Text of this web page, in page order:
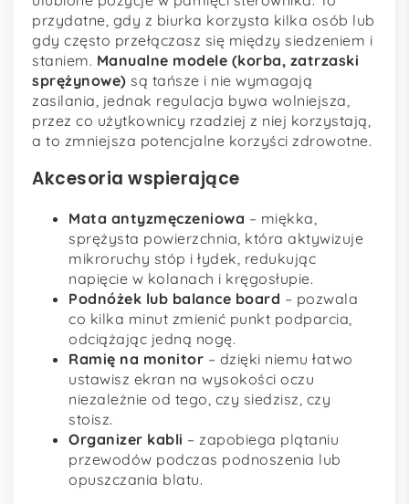
przydatne, gdy z biurka korzysta kilka osób lub
gdy często przełączasz się między siedzeniem i
staniem. Manualne modele (korba, zatrzaski
sprężynowe) są tańsze i nie wymagają
zasilania, jednak regulacja bywa wolniejsza,
przez co użytkownicy rzadziej z niej korzystają,
a to zmniejsza potencjalne korzyści zdrowotne.
Akcesoria wspierające
Mata antyzmęczeniowa – miękka,
sprężysta powierzchnia, która aktywizuje
mikroruchy stóp i łydek, redukując
napięcie w kolanach i kręgosłupie.
Podnóżek lub balance board – pozwala
co kilka minut zmienić punkt podparcia,
odciążając jedną nogę.
Ramię na monitor – dzięki niemu łatwo
ustawisz ekran na wysokości oczu
niezależnie od tego, czy siedzisz, czy
stoisz.
Organizer kabli – zapobiega plątaniu
przewodów podczas podnoszenia lub
opuszczania blatu.